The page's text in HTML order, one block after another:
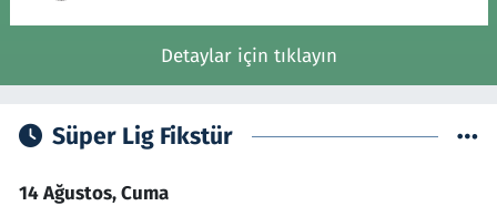
Detaylar için tıklayın
Süper Lig Fikstür
14 Ağustos, Cuma